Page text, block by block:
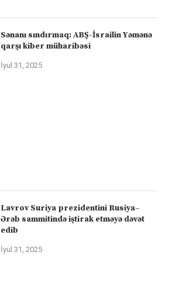
Sənanı sındırmaq: ABŞ-İsrailin Yəmənə
qarşı kiber müharibəsi
İyul 31, 2025
Lavrov Suriya prezidentini Rusiya–
Ərəb sammitində iştirak etməyə dəvət
edib
İyul 31, 2025